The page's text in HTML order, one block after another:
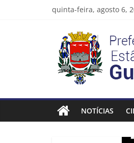
quinta-feira, agosto 6,
NOTÍCIAS